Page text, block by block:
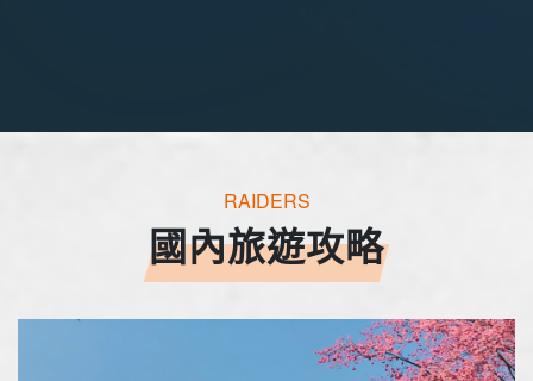
RAIDERS
國內旅遊攻略